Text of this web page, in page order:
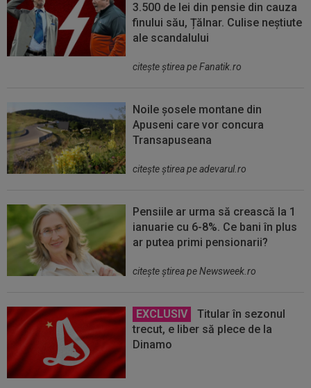
3.500 de lei din pensie din cauza
finului său, Țălnar. Culise neștiute
ale scandalului
citeşte ştirea pe Fanatik.ro
Noile șosele montane din
Apuseni care vor concura
Transapuseana
citeşte ştirea pe adevarul.ro
Pensiile ar urma să crească la 1
ianuarie cu 6-8%. Ce bani în plus
ar putea primi pensionarii?
citeşte ştirea pe Newsweek.ro
EXCLUSIV
Titular în sezonul
trecut, e liber să plece de la
Dinamo